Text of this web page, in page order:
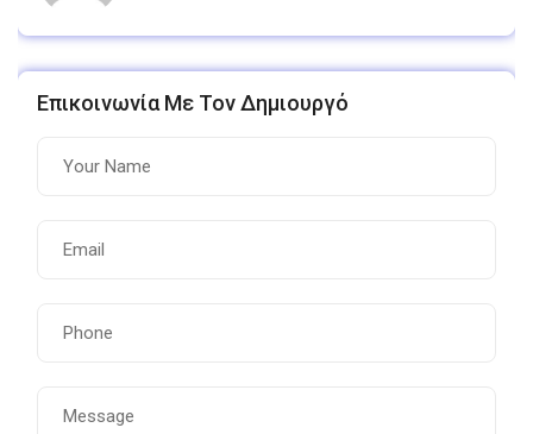
Επικοινωνία Με Τον Δημιουργό